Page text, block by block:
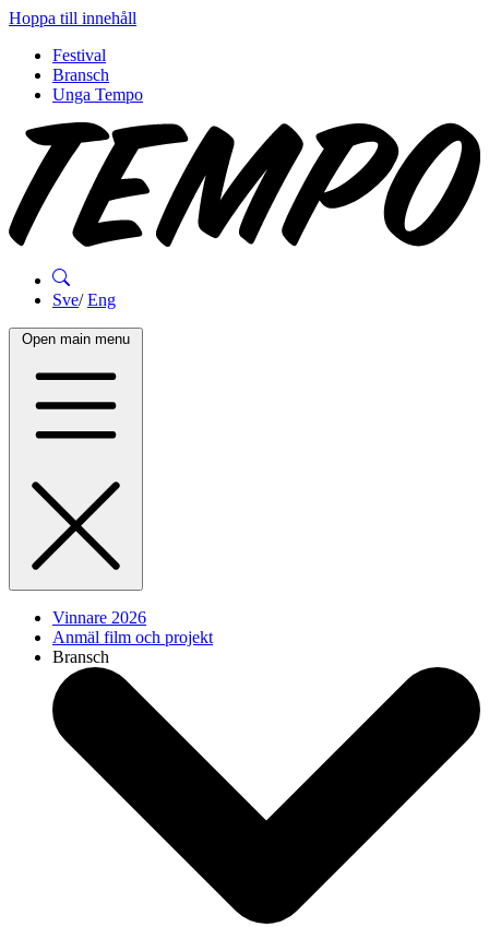
Hoppa till innehåll
Festival
Bransch
Unga Tempo
Sve/Eng
Open main menu
Vinnare 2026
Anmäl film och projekt
Bransch